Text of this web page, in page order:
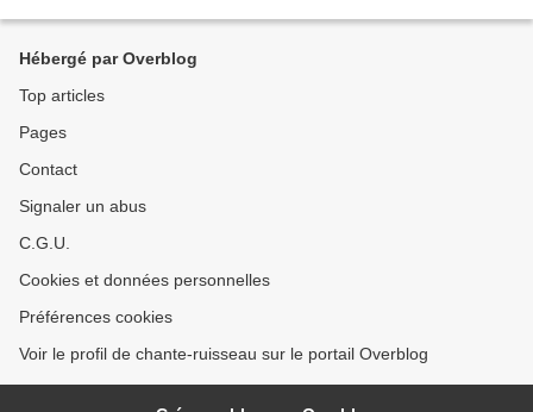
Hébergé par Overblog
Top articles
Pages
Contact
Signaler un abus
C.G.U.
Cookies et données personnelles
Préférences cookies
Voir le profil de chante-ruisseau sur le portail Overblog